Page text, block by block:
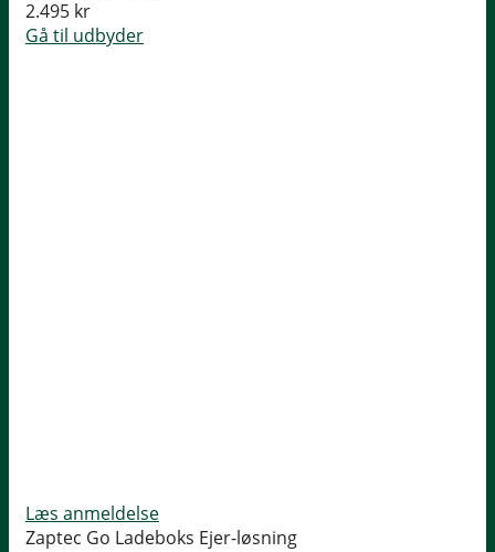
2.495 kr
Gå til udbyder
Læs anmeldelse
Zaptec Go Ladeboks Ejer-løsning